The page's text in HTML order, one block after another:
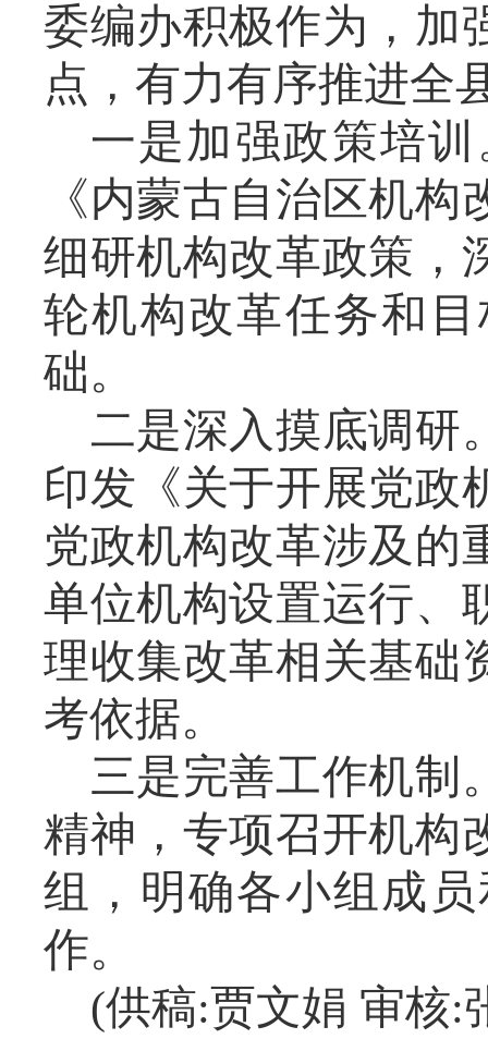
委编办积极作为，加
点，有力有序推进全
一是加强政策培训
《内蒙古自治区机
细研机构改革政策，
轮机构改革任务和
础。
二是深入摸底调研
印发《关于开展党政
党政机构改革涉及的
单位机构设置运行、
理收集改革相关基础
考依据。
三是完善工作机制
精神，专项召开机构
组，明确各小组成
作。
(供稿:贾文娟 审核: